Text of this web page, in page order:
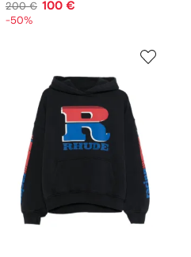
200 € 100 €
-50%